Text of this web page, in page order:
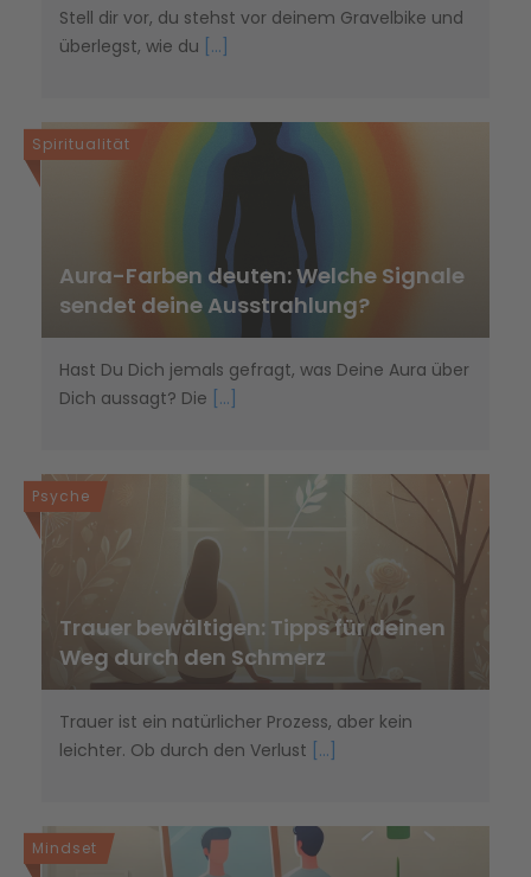
Stell dir vor, du stehst vor deinem Gravelbike und
überlegst, wie du [...]
Spiritualität
Aura-Farben deuten: Welche Signale
sendet deine Ausstrahlung?
Hast Du Dich jemals gefragt, was Deine Aura über
Dich aussagt? Die [...]
Psyche
Trauer bewältigen: Tipps für deinen
Weg durch den Schmerz
Trauer ist ein natürlicher Prozess, aber kein
leichter. Ob durch den Verlust [...]
Mindset